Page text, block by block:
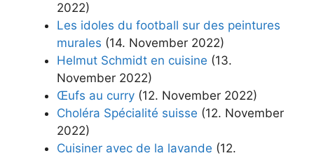
2022)
Les idoles du football sur des peintures
murales (14. November 2022)
Helmut Schmidt en cuisine (13.
November 2022)
Œufs au curry (12. November 2022)
Choléra Spécialité suisse (12. November
2022)
Cuisiner avec de la lavande (12.